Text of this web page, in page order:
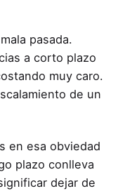
pasada.
a corto plazo
muy caro.
de un
en esa obviedad
plazo conlleva
dejar de